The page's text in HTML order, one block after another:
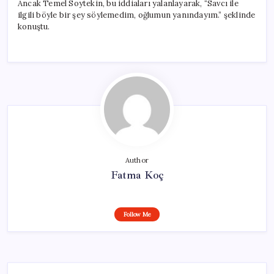
Ancak Temel Soytekin, bu iddiaları yalanlayarak, “Savcı ile
ilgili böyle bir şey söylemedim, oğlumun yanındayım.” şeklinde
konuştu.
Author
Fatma Koç
Follow Me